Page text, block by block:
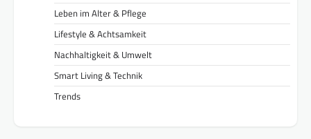
Leben im Alter & Pflege
Lifestyle & Achtsamkeit
Nachhaltigkeit & Umwelt
Smart Living & Technik
Trends